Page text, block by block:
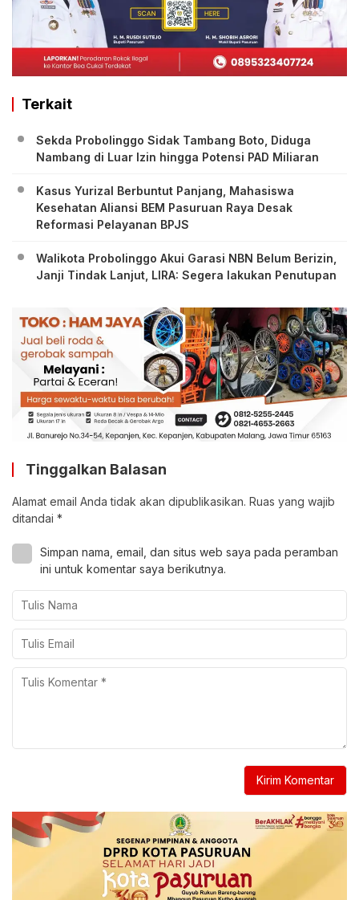
Terkait
Sekda Probolinggo Sidak Tambang Boto, Diduga
Nambang di Luar Izin hingga Potensi PAD Miliaran
Kasus Yurizal Berbuntut Panjang, Mahasiswa
Kesehatan Aliansi BEM Pasuruan Raya Desak
Reformasi Pelayanan BPJS
Walikota Probolinggo Akui Garasi NBN Belum Berizin,
Janji Tindak Lanjut, LIRA: Segera lakukan Penutupan
Tinggalkan Balasan
Alamat email Anda tidak akan dipublikasikan. Ruas yang wajib
ditandai *
Simpan nama, email, dan situs web saya pada peramban
ini untuk komentar saya berikutnya.